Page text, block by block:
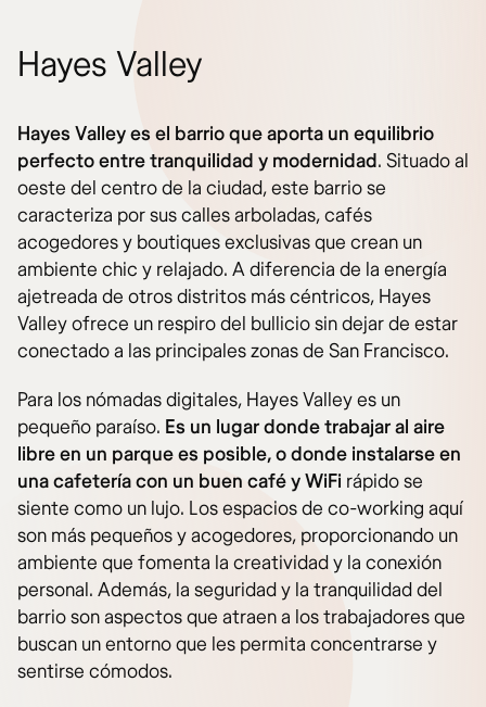
Hayes Valley
Hayes Valley es el barrio que aporta un equilibrio
perfecto entre tranquilidad y modernidad. Situado al
oeste del centro de la ciudad, este barrio se
caracteriza por sus calles arboladas, cafés
acogedores y boutiques exclusivas que crean un
ambiente chic y relajado. A diferencia de la energía
ajetreada de otros distritos más céntricos, Hayes
Valley ofrece un respiro del bullicio sin dejar de estar
conectado a las principales zonas de San Francisco.
Para los nómadas digitales, Hayes Valley es un
pequeño paraíso. Es un lugar donde trabajar al aire
libre en un parque es posible, o donde instalarse en
una cafetería con un buen café y WiFi rápido se
siente como un lujo. Los espacios de co-working aquí
son más pequeños y acogedores, proporcionando un
ambiente que fomenta la creatividad y la conexión
personal. Además, la seguridad y la tranquilidad del
barrio son aspectos que atraen a los trabajadores que
buscan un entorno que les permita concentrarse y
sentirse cómodos.